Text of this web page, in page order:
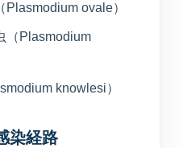
ovale）
（Plasmodium
knowlesi）
染経路